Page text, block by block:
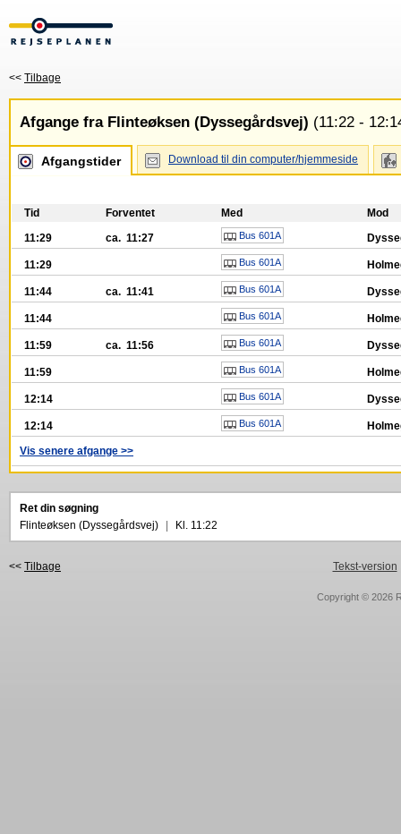
<< Tilbage
Afgange fra Flinteøksen (Dyssegårdsvej) (11:22 -
Afgangstider Download til din computer/hjemmeside
Tid Forventet Med
Mod
11:29
ca. 11:27 Bus 601A
11:29 Bus 601A
11:44 ca. 11:41 Bus 601A
11:44 Bus 601A
11:59 ca. 11:56 Bus 601A
11:59 Bus 601A
12:14 Bus 601A
12:14 Bus 601A
Vis senere afgange >>
Ret din søgning
Flinteøksen (Dyssegårdsvej)
Kl. 11:22
<< Tilbage Tekst-version
Copyright © 2026